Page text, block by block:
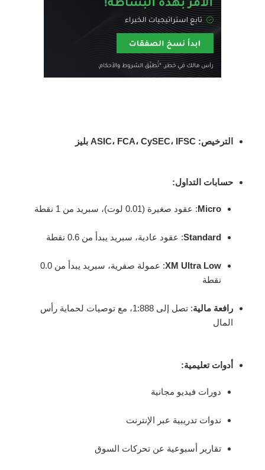
الترخيص: ASIC، FCA، CySEC، IFSC بليز
حسابات التداول:
Micro: عقود صغيرة (0.01 لوت)، سبريد من 1 نقطة
Standard: عقود عادية، سبريد يبدأ من 0.6 نقطة
XM Ultra Low
: عمولة صفرية، سبريد يبدأ من 0.0
نقطة
رافعة مالية
: تصل إلى 1:888، مع توصيات لحماية رأس
المال
أدوات تعليمية:
دورات فيديو مجانية
ندوات تدريبية عبر الإنترنت
تقارير أسبوعية عن تحركات السوق